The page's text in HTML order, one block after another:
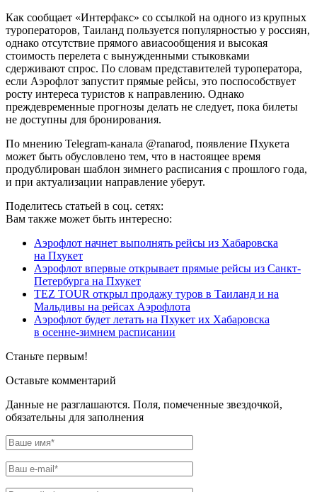
Как сообщает «Интерфакс» со ссылкой на одного из крупных
туроператоров, Таиланд пользуется популярностью у россиян,
однако отсутствие прямого авиасообщения и высокая
стоимость перелета с вынужденными стыковками
сдерживают спрос. По словам представителей туроператора,
если Аэрофлот запустит прямые рейсы, это поспособствует
росту интереса туристов к направлению. Однако
преждевременные прогнозы делать не следует, пока билеты
не доступны для бронирования.
По мнению Telegram-канала @ranarod, появление Пхукета
может быть обусловлено тем, что в настоящее время
продублирован шаблон зимнего расписания с прошлого года,
и при актуализации направление уберут.
Поделитесь статьей в соц. сетях:
Вам также может быть интересно:
Аэрофлот начнет выполнять рейсы из Хабаровска
на Пхукет
Аэрофлот впервые открывает прямые рейсы из Санкт-
Петербурга на Пхукет
TEZ TOUR открыл продажу туров в Таиланд и на
Мальдивы на рейсах Аэрофлота
Аэрофлот будет летать на Пхукет их Хабаровска
в осенне-зимнем расписании
Станьте первым!
Оставьте комментарий
Данные не разглашаются. Поля, помеченные звездочкой,
обязательны для заполнения